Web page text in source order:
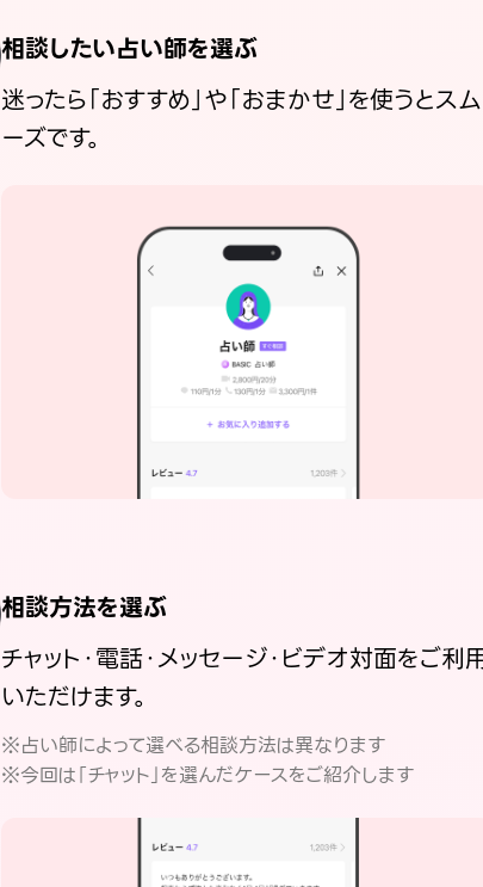
相談したい占い師を選ぶ
迷ったら「おすすめ」や「おまかせ」を使うとスム
ーズです。
相談方法を選ぶ
チャット・電話・メッセージ・ビデオ対面をご利
いただけます。
※占い師によって選べる相談方法は異なります
※今回は「チャット」を選んだケースをご紹介します